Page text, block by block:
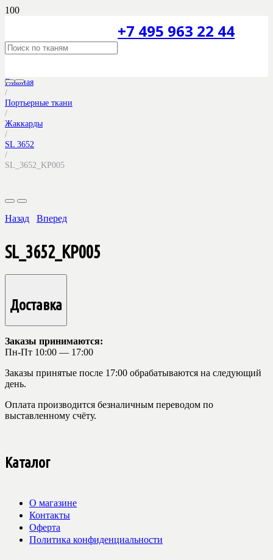
+7 495 963 22 44
Главная
/
Портьерные ткани
/
Жаккарды
/
SL 3652
/
SL_3652_KP005
Назад Вперед
SL_3652_KP005
Доставка
Заказы принимаются:
Пн-Пт 10:00 — 17:00
Заказы принятые после 17:00 обрабатываются на следующий
день.
Оплата производится безналичным переводом по
выставленному счёту.
Каталог
О магазине
Контакты
Оферта
Политика конфиденциальности